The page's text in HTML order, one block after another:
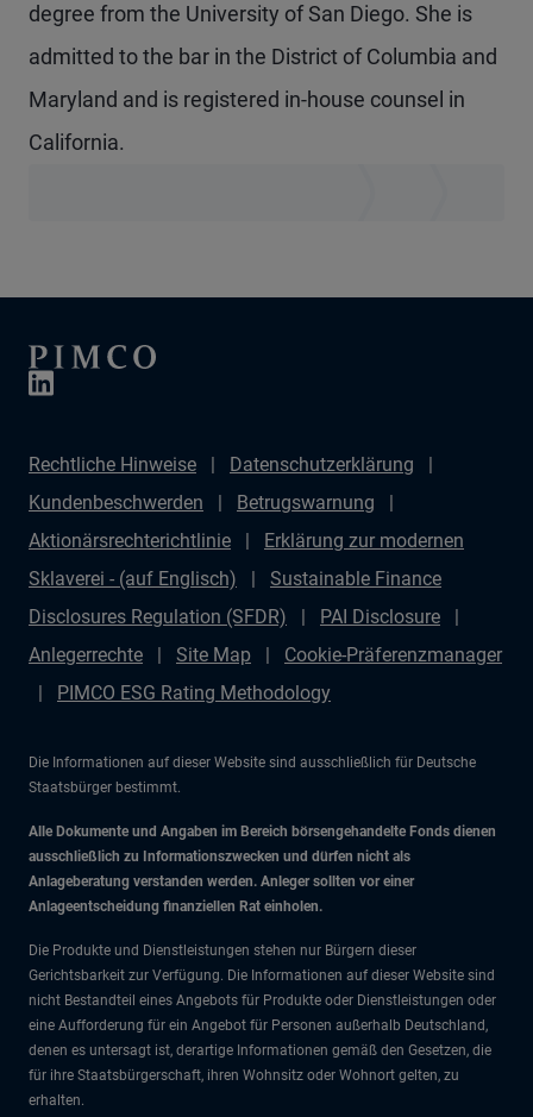
degree from the University of San Diego. She is
admitted to the bar in the District of Columbia and
Maryland and is registered in-house counsel in
California.
Rechtliche Hinweise
Datenschutzerklärung
Kundenbeschwerden
Betrugswarnung
Aktionärsrechterichtlinie
Erklärung zur modernen
Sklaverei - (auf Englisch)
Sustainable Finance
Disclosures Regulation (SFDR)
PAI Disclosure
Anlegerrechte
Site Map
Cookie-Präferenzmanager
PIMCO ESG Rating Methodology
Die Informationen auf dieser Website sind ausschließlich für Deutsche
Staatsbürger bestimmt.
Alle Dokumente und Angaben im Bereich börsengehandelte Fonds dienen
ausschließlich zu Informationszwecken und dürfen nicht als
Anlageberatung verstanden werden. Anleger sollten vor einer
Anlageentscheidung finanziellen Rat einholen.
Die Produkte und Dienstleistungen stehen nur Bürgern dieser
Gerichtsbarkeit zur Verfügung. Die Informationen auf dieser Website sind
nicht Bestandteil eines Angebots für Produkte oder Dienstleistungen oder
eine Aufforderung für ein Angebot für Personen außerhalb Deutschland,
denen es untersagt ist, derartige Informationen gemäß den Gesetzen, die
für ihre Staatsbürgerschaft, ihren Wohnsitz oder Wohnort gelten, zu
erhalten.